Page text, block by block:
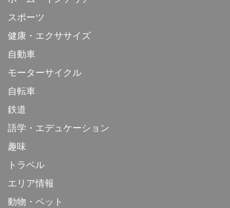
スポーツ
健康・エクササイズ
自動車
モーターサイクル
自転車
鉄道
語学・エデュケーション
趣味
トラベル
エリア情報
動物・ペット